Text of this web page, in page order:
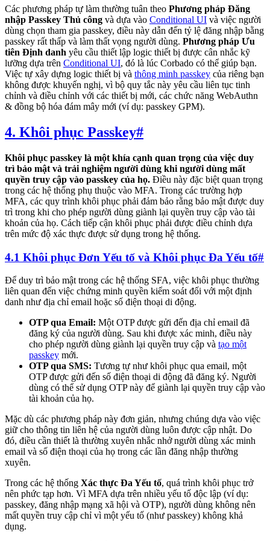
Các phương pháp tự làm thường tuân theo Phương pháp Đăng
nhập Passkey Thủ công và dựa vào Conditional UI và việc người
dùng chọn tham gia passkey, điều này dẫn đến tỷ lệ đăng nhập bằng
passkey rất thấp và làm thất vọng người dùng. Phương pháp Ưu
tiên Định danh yêu cầu thiết lập logic thiết bị được cân nhắc kỹ
lưỡng dựa trên Conditional UI, đó là lúc Corbado có thể giúp bạn.
Việc tự xây dựng logic thiết bị và thông minh passkey của riêng bạn
không được khuyến nghị, vì bộ quy tắc này yêu cầu liên tục tinh
chỉnh và điều chỉnh với các thiết bị mới, các chức năng WebAuthn
& đồng bộ hóa đám mây mới (ví dụ: passkey GPM).
4. Khôi phục Passkey#
Khôi phục passkey là một khía cạnh quan trọng của việc duy
trì bảo mật và trải nghiệm người dùng khi người dùng mất
quyền truy cập vào passkey của họ. Điều này đặc biệt quan trọng
trong các hệ thống phụ thuộc vào MFA. Trong các trường hợp
MFA, các quy trình khôi phục phải đảm bảo rằng bảo mật được duy
trì trong khi cho phép người dùng giành lại quyền truy cập vào tài
khoản của họ. Cách tiếp cận khôi phục phải được điều chỉnh dựa
trên mức độ xác thực được sử dụng trong hệ thống.
4.1 Khôi phục Đơn Yếu tố và Khôi phục Đa Yếu tố#
Để duy trì bảo mật trong các hệ thống SFA, việc khôi phục thường
liên quan đến việc chứng minh quyền kiểm soát đối với một định
danh như địa chỉ email hoặc số điện thoại di động.
OTP qua Email: Một OTP được gửi đến địa chỉ email đã
đăng ký của người dùng. Sau khi được xác minh, điều này
cho phép người dùng giành lại quyền truy cập và tạo một
passkey mới.
OTP qua SMS: Tương tự như khôi phục qua email, một
OTP được gửi đến số điện thoại di động đã đăng ký. Người
dùng có thể sử dụng OTP này để giành lại quyền truy cập vào
tài khoản của họ.
Mặc dù các phương pháp này đơn giản, nhưng chúng dựa vào việc
giữ cho thông tin liên hệ của người dùng luôn được cập nhật. Do
đó, điều cần thiết là thường xuyên nhắc nhở người dùng xác minh
email và số điện thoại của họ trong các lần đăng nhập thường
xuyên.
Trong các hệ thống Xác thực Đa Yếu tố, quá trình khôi phục trở
nên phức tạp hơn. Vì MFA dựa trên nhiều yếu tố độc lập (ví dụ:
passkey, đăng nhập mạng xã hội và OTP), người dùng không nên
mất quyền truy cập chỉ vì một yếu tố (như passkey) không khả
dụng.